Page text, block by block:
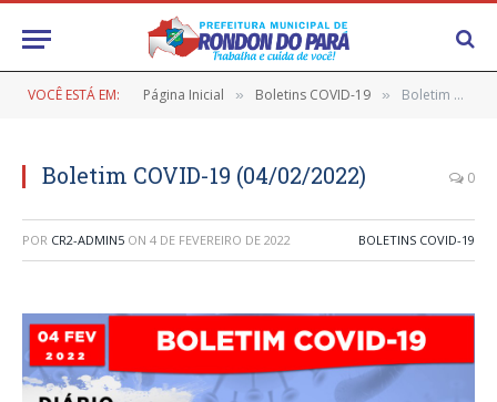
VOCÊ ESTÁ EM: Página Inicial » Boletins COVID-19 » Boletim COVID-19 (04/02/2022)
Boletim COVID-19 (04/02/2022) 0
POR CR2-ADMIN5 ON 4 DE FEVEREIRO DE 2022 BOLETINS COVID-19